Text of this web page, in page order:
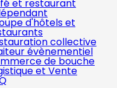
et restaurant
d'hôtels et
collective
évènementiel
de bouche
et Vente